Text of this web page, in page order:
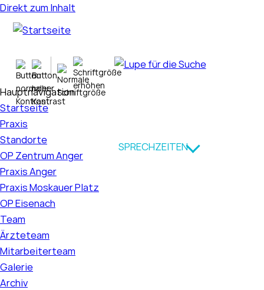
Direkt zum Inhalt
Hauptnavigation
Startseite
Praxis
Standorte
OP Zentrum Anger
Praxis Anger
Praxis Moskauer Platz
OP Eisenach
Team
Ärzteteam
Mitarbeiterteam
Galerie
Archiv
SPRECHZEITEN